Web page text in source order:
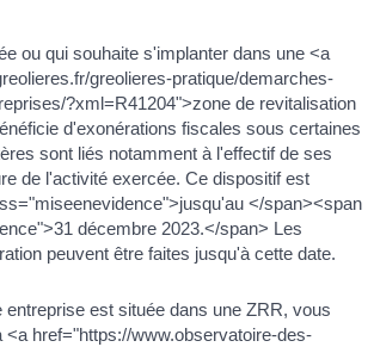
ou qui souhaite s'implanter dans une <a
greolieres-pratique/demarches-
?xml=R41204">zone de revitalisation
d'exonérations fiscales sous certaines
sont liés notamment à l'effectif de ses
de l'activité exercée. Ce dispositif est
</span><span
décembre 2023.</span> Les
peuvent être faites jusqu'à cette date.
entreprise est située dans une ZRR, vous
<a href="https://www.observatoire-des-